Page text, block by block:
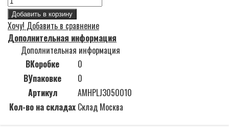
Добавить в корзину
Хочу! Добавить в сравнение
Дополнительная информация
Дополнительная информация
ВКоробке
0
ВУпаковке
0
Артикул
AMHPLJ3050010
Кол-во на складах Склад Москва